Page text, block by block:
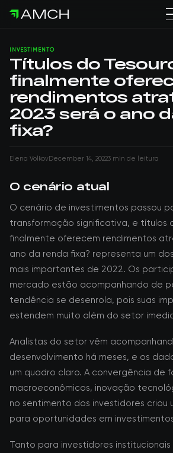
INVESTIMENTO
Títulos do
finalmente
rendimentos
2023 será o ano
fixa?
Elena VolkovDecember 14, 20223 min de leitura
O cenário atual
O cenário de investimentos passou
transformação significativa, e títulos
finalmente oferecem rendimentos
ano da renda fixa? representa um
mais importantes de 2022. Os
mercado estão acompanhando de
tendência se desenrola, pois suas
estendem muito além do setor
Analistas do setor vêm
desenvolvimento há meses, e os
um quadro claro. A convergência de
macroeconômicos, inovação
no sentimento dos investidores criou
para oportunidades em
Tanto para investidores